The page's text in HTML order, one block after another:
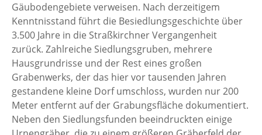
Gäubodengebiete verweisen. Nach derzeitigem
Kenntnisstand führt die Besiedlungsgeschichte über
3.500 Jahre in die Straßkirchner Vergangenheit
zurück. Zahlreiche Siedlungsgruben, mehrere
Hausgrundrisse und der Rest eines großen
Grabenwerks, der das hier vor tausenden Jahren
gestandene kleine Dorf umschloss, wurden nur 200
Meter entfernt auf der Grabungsfläche dokumentiert.
Neben den Siedlungsfunden beeindruckten einige